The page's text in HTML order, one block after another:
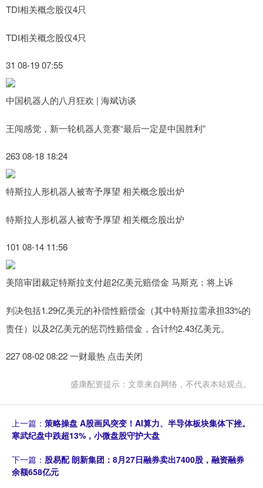
TDI相关概念股仅4只
TDI相关概念股仅4只
31 08-19 07:55
中国机器人的八月狂欢 | 海斌访谈
王闯感觉，新一轮机器人竞赛“最后一定是中国胜利”
263 08-18 18:24
特斯拉人形机器人被寄予厚望 相关概念股出炉
特斯拉人形机器人被寄予厚望 相关概念股出炉
101 08-14 11:56
美陪审团裁定特斯拉支付超2亿美元赔偿金 马斯克：将上诉
判决包括1.29亿美元的补偿性赔偿金（其中特斯拉需承担33%的
责任）以及2亿美元的惩罚性赔偿金，合计约2.43亿美元。
227 08-02 08:22 一财最热 点击关闭
盛康配资提示：文章来自网络，不代表本站观点。
上一篇： 策略操盘 A股画风突变！AI算力、半导体板块集体下挫。
寒武纪盘中跌超13%，小微盘股守护大盘
下一篇： 股易配 朗新集团：8月27日融券卖出7400股，融资融券
余额658亿元